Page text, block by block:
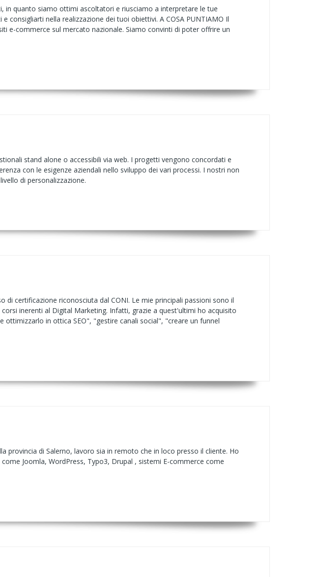
in quanto siamo ottimi ascoltatori e riusciamo a interpretare le tue
consigliarti nella realizzazione dei tuoi obiettivi. A COSA PUNTIAMO Il
e-commerce sul mercato nazionale. Siamo convinti di poter offrire un
stand alone o accessibili via web. I progetti vengono concordati e
con le esigenze aziendali nello sviluppo dei vari processi. I nostri non
di personalizzazione.
di certificazione riconosciuta dal CONI. Le mie principali passioni sono il
inerenti al Digital Marketing. Infatti, grazie a quest'ultimi ho acquisito
in ottica SEO", "gestire canali social", "creare un funnel
provincia di Salerno, lavoro sia in remoto che in loco presso il cliente. Ho
Joomla, WordPress, Typo3, Drupal , sistemi E-commerce come